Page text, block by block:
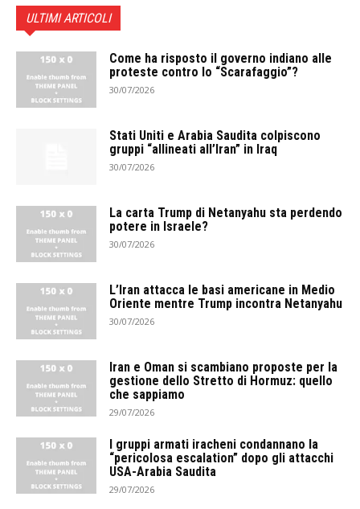
ULTIMI ARTICOLI
Come ha risposto il governo indiano alle
proteste contro lo “Scarafaggio”?
30/07/2026
Stati Uniti e Arabia Saudita colpiscono
gruppi “allineati all’Iran” in Iraq
30/07/2026
La carta Trump di Netanyahu sta perdendo
potere in Israele?
30/07/2026
L’Iran attacca le basi americane in Medio
Oriente mentre Trump incontra Netanyahu
30/07/2026
Iran e Oman si scambiano proposte per la
gestione dello Stretto di Hormuz: quello
che sappiamo
29/07/2026
I gruppi armati iracheni condannano la
“pericolosa escalation” dopo gli attacchi
USA-Arabia Saudita
29/07/2026